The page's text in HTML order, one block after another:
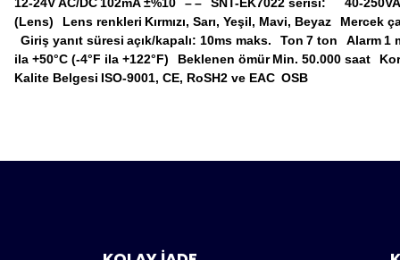
(Lens)
Lens renkleri Kırmızı, Sarı, Yeşil, Mavi, Beyaz
Mercek
Giriş yanıt süresi açık/kapalı: 10ms maks. Ton 7 ton Alarm 1
ila +50°C (-4°F ila +122°F)
Beklenen ömür Min. 50.000 saat
Kalite Belgesi ISO-9001, CE, RoSH2 ve EAC OSB
Bu ürünün fiyat bilgisi, resim, ürün açıklamalarında ve